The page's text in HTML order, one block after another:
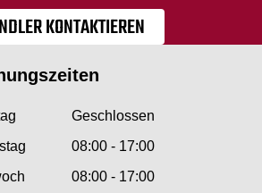
KONTAKTIEREN
Geschlossen
08:00 - 17:00
08:00 - 17:00